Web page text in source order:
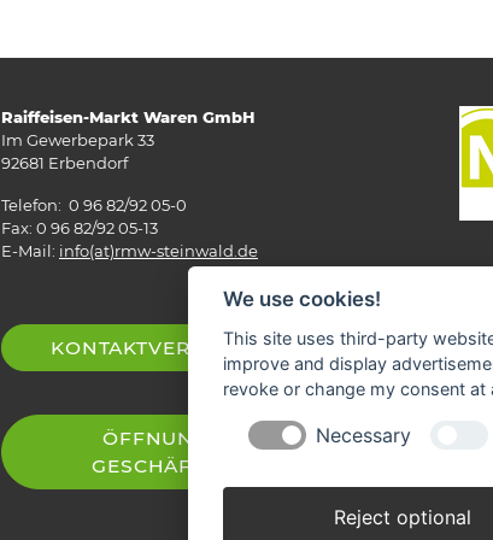
Raiffeisen-Markt Waren GmbH
Im Gewerbepark 33
92681 Erbendorf
Telefon: 0 96 82/92 05-0
Fax: 0 96 82/92 05-13
E-Mail: info(at)rmw-steinwald.de
KONTAKTVERZEICHNIS
ÖFFNUNGSZEITEN
GESCHÄFTSSTELLEN
We use cookies!
This site uses third-party
improve and display
revoke or change my consent
Necessary
Reject optional